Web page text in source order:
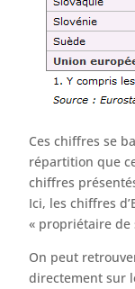
Ces chiffres se
répartition que
chiffres
Ici, les chiffres
« propriétaire de
On peut
directement sur